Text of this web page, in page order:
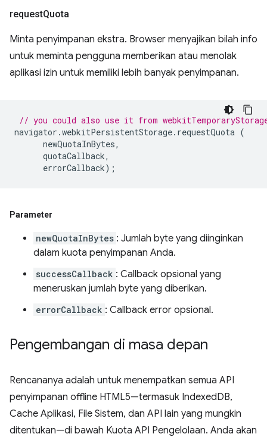
requestQuota
Minta penyimpanan ekstra. Browser menyajikan bilah info
untuk meminta pengguna memberikan atau menolak
aplikasi izin untuk memiliki lebih banyak penyimpanan.
// you could also use it from
navigator .webkitPersistentStorage. requestQuota (
newQuotaInBytes,
quotaCallback,
errorCallback);
Parameter
newQuotaInBytes : Jumlah byte yang diinginkan
dalam kuota penyimpanan Anda.
successCallback : Callback opsional yang
meneruskan jumlah byte yang diberikan.
errorCallback : Callback error opsional.
Pengembangan di masa depan
Rencananya adalah untuk menempatkan semua API
penyimpanan offline HTML5—termasuk IndexedDB,
Cache Aplikasi, File Sistem, dan API lain yang mungkin
ditentukan—di bawah Kuota API Pengelolaan. Anda akan